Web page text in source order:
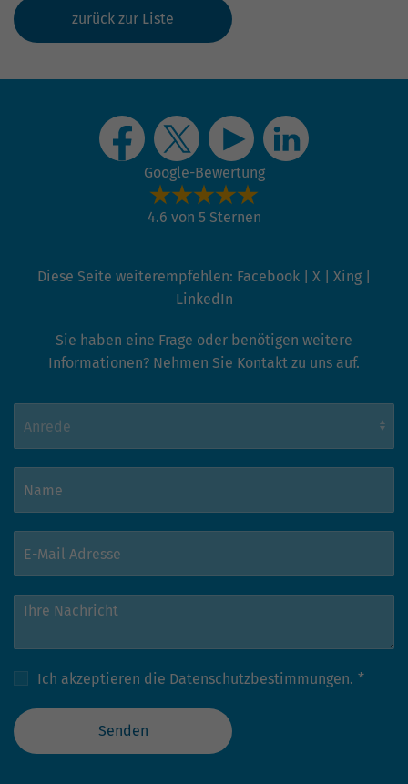
zurück zur Liste
Google-Bewertung
4.6 von 5 Sternen
Diese Seite weiterempfehlen: Facebook X Xing
LinkedIn
Sie haben eine Frage oder benötigen weitere
Informationen? Nehmen Sie Kontakt zu uns auf.
Ich akzeptieren die Datenschutzbestimmungen. *
Senden